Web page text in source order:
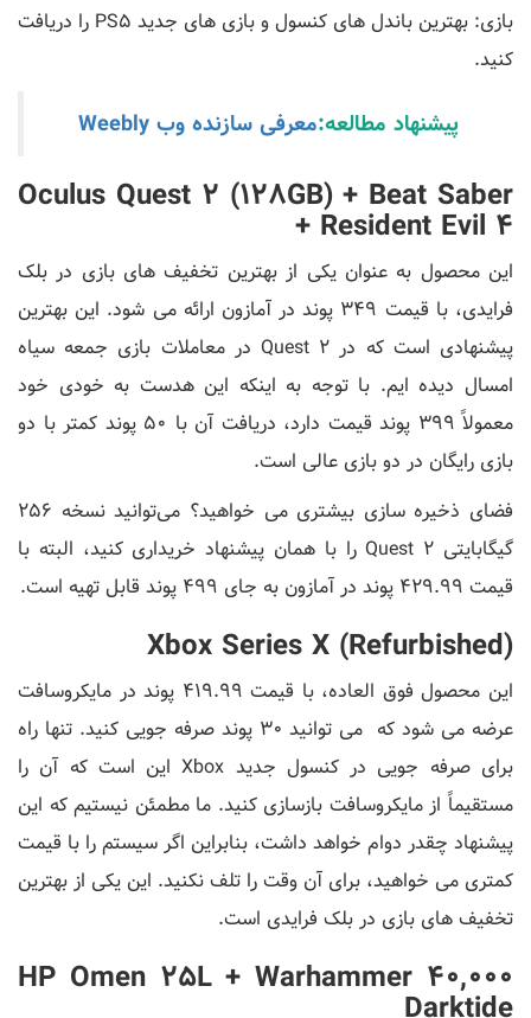
بازی: بهترین باندل های کنسول و بازی های جدید PS5 را دریافت
کنید.
پیشنهاد مطالعه:معرفی سازنده وب Weebly
Oculus Quest 2 (128GB) + Beat Saber
+ Resident Evil 4
این محصول به عنوان یکی از بهترین تخفیف های بازی در بلک
فرایدی، با قیمت 349 پوند در آمازون ارائه می شود. این بهترین
پیشنهادی است که در Quest 2 در معاملات بازی جمعه سیاه
امسال دیده ایم. با توجه به اینکه این هدست به خودی خود
معمولاً 399 پوند قیمت دارد، دریافت آن با 50 پوند کمتر با دو
بازی رایگان در دو بازی عالی است.
فضای ذخیره سازی بیشتری می خواهید؟ می‌توانید نسخه 256
گیگابایتی Quest 2 را با همان پیشنهاد خریداری کنید، البته با
قیمت 429.99 پوند در آمازون به جای 499 پوند قابل تهیه است.
Xbox Series X (Refurbished)
این محصول فوق العاده، با قیمت 419.99 پوند در مایکروسافت
عرضه می شود که می توانید 30 پوند صرفه جویی کنید. تنها راه
برای صرفه جویی در کنسول جدید Xbox این است که آن را
مستقیماً از مایکروسافت بازسازی کنید. ما مطمئن نیستیم که این
پیشنهاد چقدر دوام خواهد داشت، بنابراین اگر سیستم را با قیمت
کمتری می ‌خواهید، برای آن وقت را تلف نکنید. این یکی از بهترین
تخفیف های بازی در بلک فرایدی است.
HP Omen 25L + Warhammer 40,000
Darktide